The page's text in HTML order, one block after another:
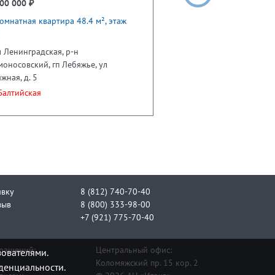
000 ₽
квартира 48.4 м², этаж
Ленинградская, р-н
гп Лебяжье, ул
д. 5
8 (812) 740-70-40
8 (800) 333-98-00
+7 (921) 775-70-40
Центральный офис:
Коломяжский пр. 15 кор. 2